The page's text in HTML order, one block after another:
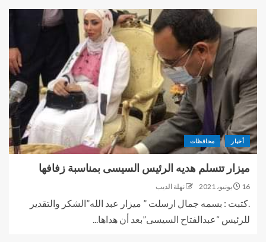
أخبار محافظات
ميزار تتسلم هديه الرئيس السيسى بمناسبة زفافها
16 يونيو، 2021 نهلة الديب
.كتبت : بسمه جمال ارسلت ” ميزار عبد الله”الشكر والتقدير
للرئيس “عبدالفتاح السيسى”بعد أن هداها...